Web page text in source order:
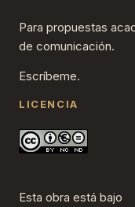
Para propuestas
de comunicación.
Escríbeme.
LICENCIA
Esta obra está bajo